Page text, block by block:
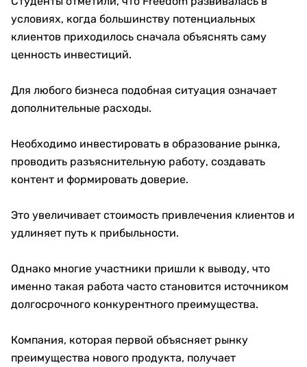
условиях, когда большинству потенциальных
клиентов приходилось сначала объяснять саму
ценность инвестиций.
Для любого бизнеса подобная ситуация означает
дополнительные расходы.
Необходимо инвестировать в образование рынка,
проводить разъяснительную работу, создавать
контент и формировать доверие.
Это увеличивает стоимость привлечения клиентов и
удлиняет путь к прибыльности.
Однако многие участники пришли к выводу, что
именно такая работа часто становится источником
долгосрочного конкурентного преимущества.
Компания, которая первой объясняет рынку
преимущества нового продукта, получает